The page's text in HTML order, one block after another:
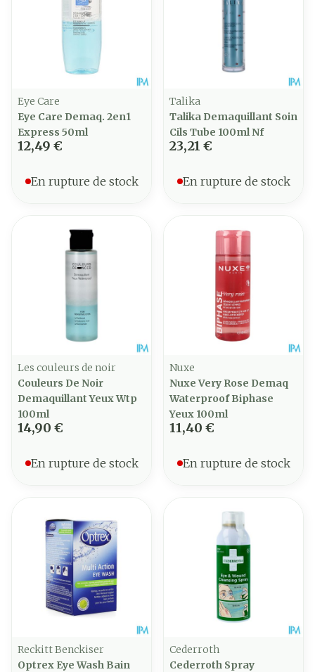
Eye Care
Eye Care Demaq. 2en1
Express 50ml
12,49 €
En rupture de stock
Talika
Talika Demaquillant Soin
Cils Tube 100ml Nf
23,21 €
En rupture de stock
Les couleurs de noir
Couleurs De Noir
Demaquillant Yeux Wtp
100ml
14,90 €
En rupture de stock
Nuxe
Nuxe Very Rose Demaq
Waterproof Biphase
Yeux 100ml
11,40 €
En rupture de stock
Reckitt Benckiser
Optrex Eye Wash Bain
Cederroth
Cederroth Spray